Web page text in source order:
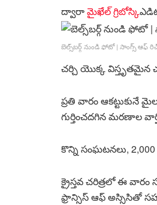
ద్వారామైఖేల్ గ్రిబోస్కి
బెల్స్‌బర్గ్ నుండి ఫోటో | సాంగ్స్ ఆఫ్
చర్చి యొక్క విస్తృతమైన
ప్రతి వారం
గుర్తించదగిన మరణాల
కొన్ని సంఘటనలు,
క్రైస్తవ చరిత్రలో ఈ
ఫ్రాన్సిస్ ఆఫ్ అస్సిసితో సహా